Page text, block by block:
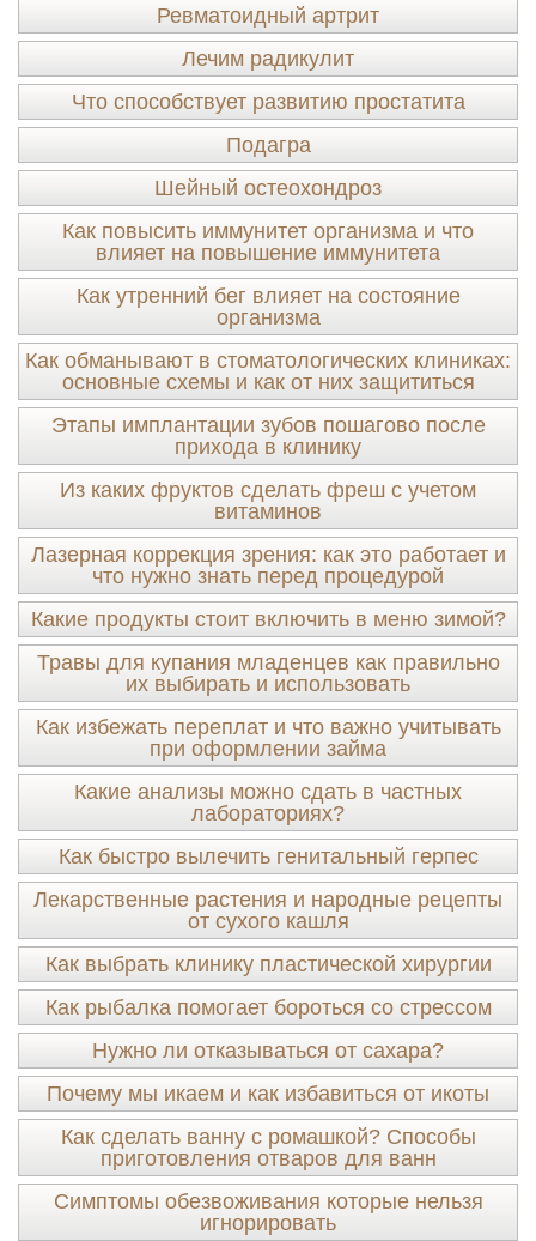
Ревматоидный артрит
Лечим радикулит
Что способствует развитию простатита
Подагра
Шейный остеохондроз
Как повысить иммунитет организма и что
влияет на повышение иммунитета
Как утренний бег влияет на состояние
организма
Как обманывают в стоматологических клиниках:
основные схемы и как от них защититься
Этапы имплантации зубов пошагово после
прихода в клинику
Из каких фруктов сделать фреш с учетом
витаминов
Лазерная коррекция зрения: как это работает и
что нужно знать перед процедурой
Какие продукты стоит включить в меню зимой?
Травы для купания младенцев как правильно
их выбирать и использовать
Как избежать переплат и что важно учитывать
при оформлении займа
Какие анализы можно сдать в частных
лабораториях?
Как быстро вылечить генитальный герпес
Лекарственные растения и народные рецепты
от сухого кашля
Как выбрать клинику пластической хирургии
Как рыбалка помогает бороться со стрессом
Нужно ли отказываться от сахара?
Почему мы икаем и как избавиться от икоты
Как сделать ванну с ромашкой? Способы
приготовления отваров для ванн
Симптомы обезвоживания которые нельзя
игнорировать